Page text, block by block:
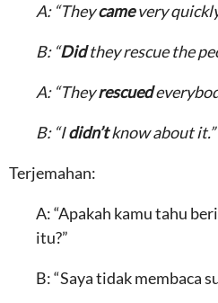
A: “Theycamevery
B: “Didthey rescue the
A: “Theyrescued
B: “Ididn’tknow about it.”
Terjemahan:
A: “Apakah kamu tahu
itu?”
B: “Saya tidak membaca